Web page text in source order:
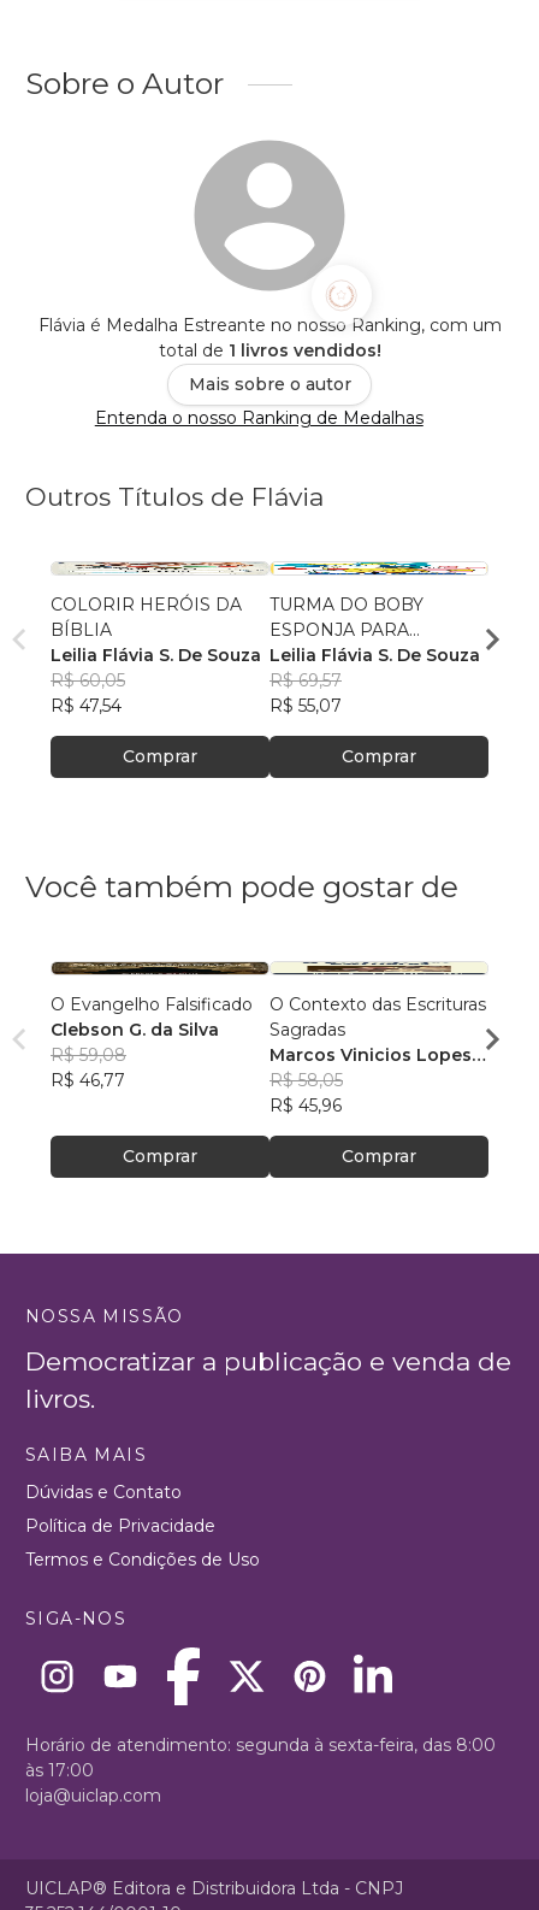
Sobre o Autor
Flávia é Medalha Estreante no nosso Ranking, com um
total de 1 livros vendidos!
Mais sobre o autor
Entenda o nosso Ranking de Medalhas
Outros Títulos de Flávia
COLORIR HERÓIS DA
BÍBLIA
Leilia Flávia S. De Souza
R$ 60,05
R$ 47,54
Comprar
TURMA DO BOBY
ESPONJA PARA
COLORIR
Leilia Flávia S. De Souza
R$ 69,57
R$ 55,07
Comprar
Você também pode gostar de
O Evangelho Falsificado
Clebson G. da Silva
R$ 59,08
R$ 46,77
Comprar
O Contexto das Escrituras
Sagradas
Marcos Vinicios Lopes
Ohishi
R$ 58,05
R$ 45,96
Comprar
NOSSA MISSÃO
Democratizar a publicação e venda de
livros.
SAIBA MAIS
Dúvidas e Contato
Política de Privacidade
Termos e Condições de Uso
SIGA-NOS
Horário de atendimento: segunda à sexta-feira, das 8:00
às 17:00
loja@uiclap.com
UICLAP® Editora e Distribuidora Ltda - CNPJ